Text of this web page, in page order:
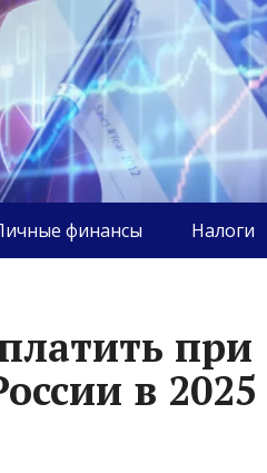
финансы Налоги
при
в 2025